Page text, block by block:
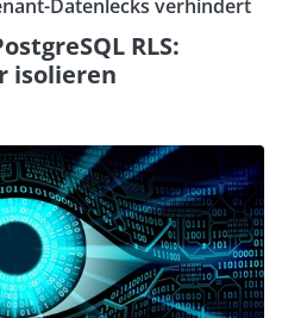
Datenlecks verhindert
RLS:
isolieren